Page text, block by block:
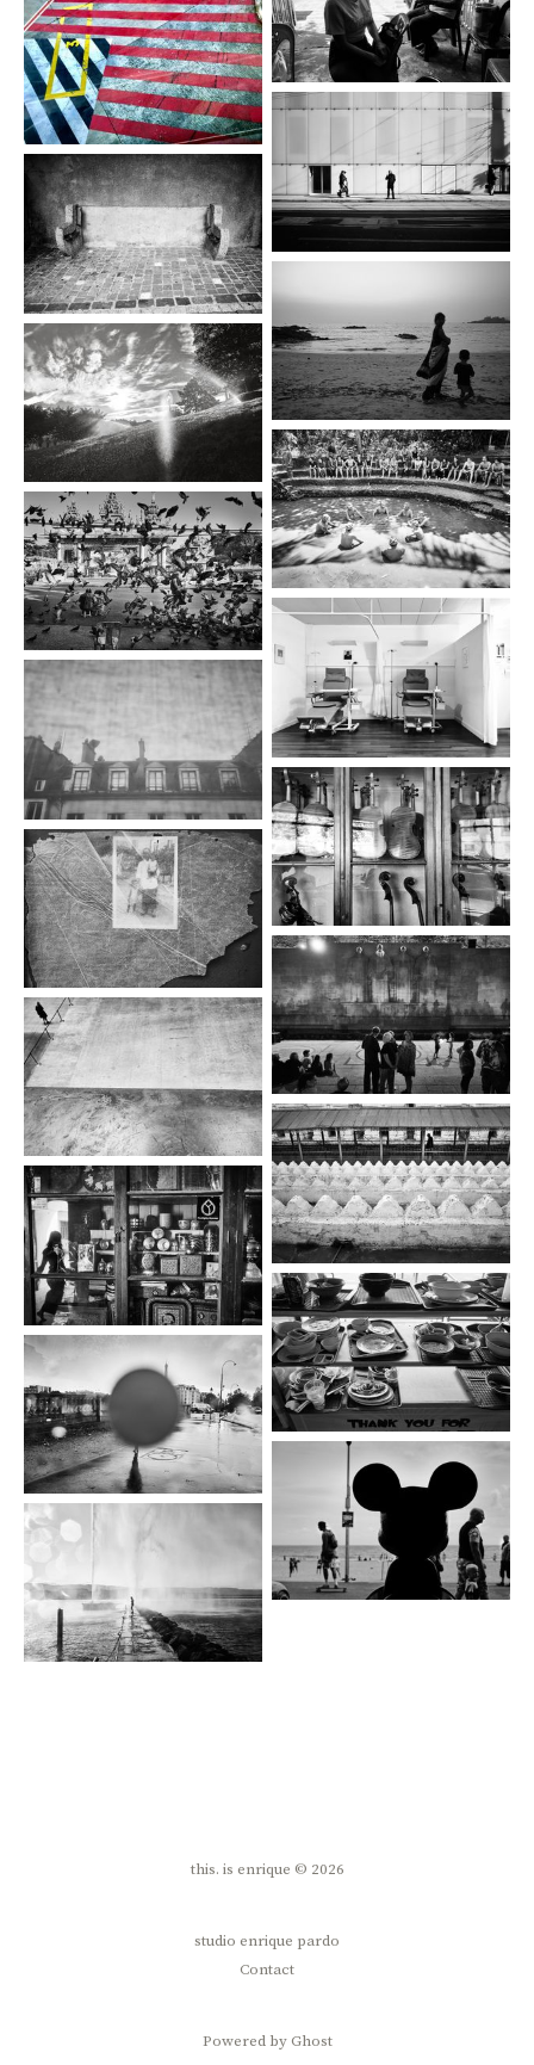
this. is enrique © 2026
studio enrique pardo
Contact
Powered by Ghost